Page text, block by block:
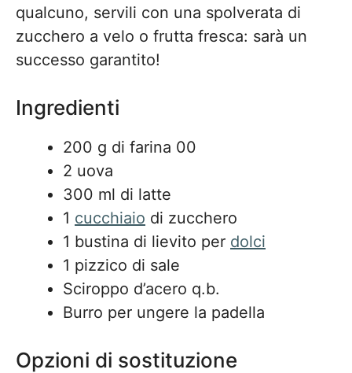
qualcuno, servili con una spolverata di
zucchero a velo o frutta fresca: sarà un
successo garantito!
Ingredienti
200 g di farina 00
2 uova
300 ml di latte
1 cucchiaio di zucchero
1 bustina di lievito per dolci
1 pizzico di sale
Sciroppo d’acero q.b.
Burro per ungere la padella
Opzioni di sostituzione